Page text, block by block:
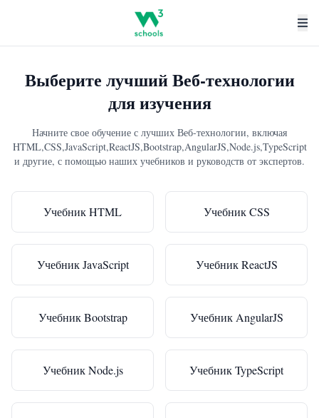
Выберите лучший Веб-технологии
для изучения
Начните свое обучение с лучших Веб-технологии, включая
HTML,CSS,JavaScript,ReactJS,Bootstrap,AngularJS,Node.js,TypeScript
и другие, с помощью наших учебников и руководств от экспертов.
Учебник HTML Учебник CSS
Учебник JavaScript Учебник ReactJS
Учебник Bootstrap Учебник AngularJS
Учебник Node.js Учебник TypeScript